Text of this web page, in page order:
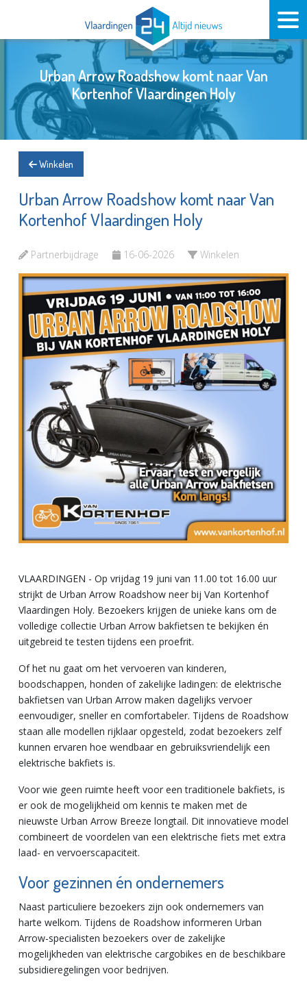
Urban Arrow Roadshow komt naar Van
Kortenhof Vlaardingen Holy
Winkelen
Urban Arrow Roadshow komt naar Van
Kortenhof Vlaardingen Holy
Partnerbijdrage 16-06-2026 Winkelen
VLAARDINGEN - Op vrijdag 19 juni van 11.00 tot 16.00 uur
strijkt de Urban Arrow Roadshow neer bij Van Kortenhof
Vlaardingen Holy. Bezoekers krijgen de unieke kans om de
volledige collectie Urban Arrow bakfietsen te bekijken én
uitgebreid te testen tijdens een proefrit.
Of het nu gaat om het vervoeren van kinderen,
boodschappen, honden of zakelijke ladingen: de elektrische
bakfietsen van Urban Arrow maken dagelijks vervoer
eenvoudiger, sneller en comfortabeler. Tijdens de Roadshow
staan alle modellen rijklaar opgesteld, zodat bezoekers zelf
kunnen ervaren hoe wendbaar en gebruiksvriendelijk een
elektrische bakfiets is.
Voor wie geen ruimte heeft voor een traditionele bakfiets, is
er ook de mogelijkheid om kennis te maken met de
nieuwste Urban Arrow Breeze longtail. Dit innovatieve model
combineert de voordelen van een elektrische fiets met extra
laad- en vervoerscapaciteit.
Voor gezinnen én ondernemers
Naast particuliere bezoekers zijn ook ondernemers van
harte welkom. Tijdens de Roadshow informeren Urban
Arrow-specialisten bezoekers over de zakelijke
mogelijkheden van elektrische cargobikes en de beschikbare
subsidieregelingen voor bedrijven.